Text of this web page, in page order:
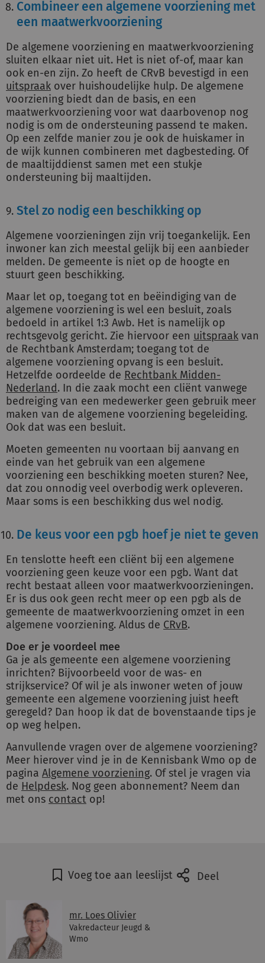
Combineer een algemene voorziening met
een maatwerkvoorziening
De algemene voorziening en maatwerkvoorziening
sluiten elkaar niet uit. Het is niet of-of, maar kan
ook en-en zijn. Zo heeft de CRvB bevestigd in een
uitspraak over huishoudelijke hulp. De algemene
voorziening biedt dan de basis, en een
maatwerkvoorziening voor wat daarbovenop nog
nodig is om de ondersteuning passend te maken.
Op een zelfde manier zou je ook de huiskamer in
de wijk kunnen combineren met dagbesteding. Of
de maaltijddienst samen met een stukje
ondersteuning bij maaltijden.
Stel zo nodig een beschikking op
Algemene voorzieningen zijn vrij toegankelijk. Een
inwoner kan zich meestal gelijk bij een aanbieder
melden. De gemeente is niet op de hoogte en
stuurt geen beschikking.
Maar let op, toegang tot en beëindiging van de
algemene voorziening is wel een besluit, zoals
bedoeld in artikel 1:3 Awb. Het is namelijk op
rechtsgevolg gericht. Zie hiervoor een uitspraak van
de Rechtbank Amsterdam; toegang tot de
algemene voorziening opvang is een besluit.
Hetzelfde oordeelde de Rechtbank Midden-
Nederland. In die zaak mocht een cliënt vanwege
bedreiging van een medewerker geen gebruik meer
maken van de algemene voorziening begeleiding.
Ook dat was een besluit.
Moeten gemeenten nu voortaan bij aanvang en
einde van het gebruik van een algemene
voorziening een beschikking moeten sturen? Nee,
dat zou onnodig veel overbodig werk opleveren.
Maar soms is een beschikking dus wel nodig.
De keus voor een pgb hoef je niet te geven
En tenslotte heeft een cliënt bij een algemene
voorziening geen keuze voor een pgb. Want dat
recht bestaat alleen voor maatwerkvoorzieningen.
Er is dus ook geen recht meer op een pgb als de
gemeente de maatwerkvoorziening omzet in een
algemene voorziening. Aldus de CRvB.
Doe er je voordeel mee
Ga je als gemeente een algemene voorziening
inrichten? Bijvoorbeeld voor de was- en
strijkservice? Of wil je als inwoner weten of jouw
gemeente een algemene voorziening juist heeft
geregeld? Dan hoop ik dat de bovenstaande tips je
op weg helpen.
Aanvullende vragen over de algemene voorziening?
Meer hierover vind je in de Kennisbank Wmo op de
pagina Algemene voorziening. Of stel je vragen via
de Helpdesk. Nog geen abonnement? Neem dan
met ons contact op!
Voeg toe aan leeslijst Deel
mr. Loes Olivier
Vakredacteur Jeugd &
Wmo